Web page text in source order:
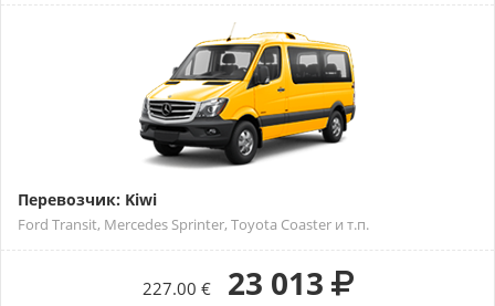
Перевозчик: Kiwi
Ford Transit, Mercedes Sprinter, Toyota Coaster и т.п.
227.00 € 23 013